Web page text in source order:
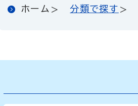
ホーム 分類で探す